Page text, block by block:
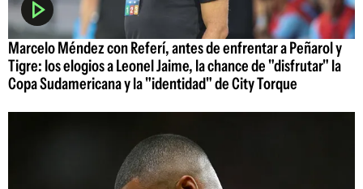
Marcelo Méndez con Referí, antes de enfrentar a Peñarol y
Tigre: los elogios a Leonel Jaime, la chance de "disfrutar" la
Copa Sudamericana y la "identidad" de City Torque